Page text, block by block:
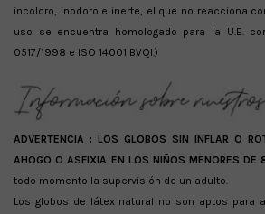
incoloro, inodoro e inerte, el que no reacciona
uso se encuentra homologado para la U.E.
0517/1998 e ISO 14001 BVQI.)
ADVERTENCIA : LOS GLOBOS SIN INFLAR O
AHOGO O ASFIXIA EN LOS NIÑOS MENORES DE
todo momento la supervisión de un adulto.
Los globos de látex natural no son aptos para